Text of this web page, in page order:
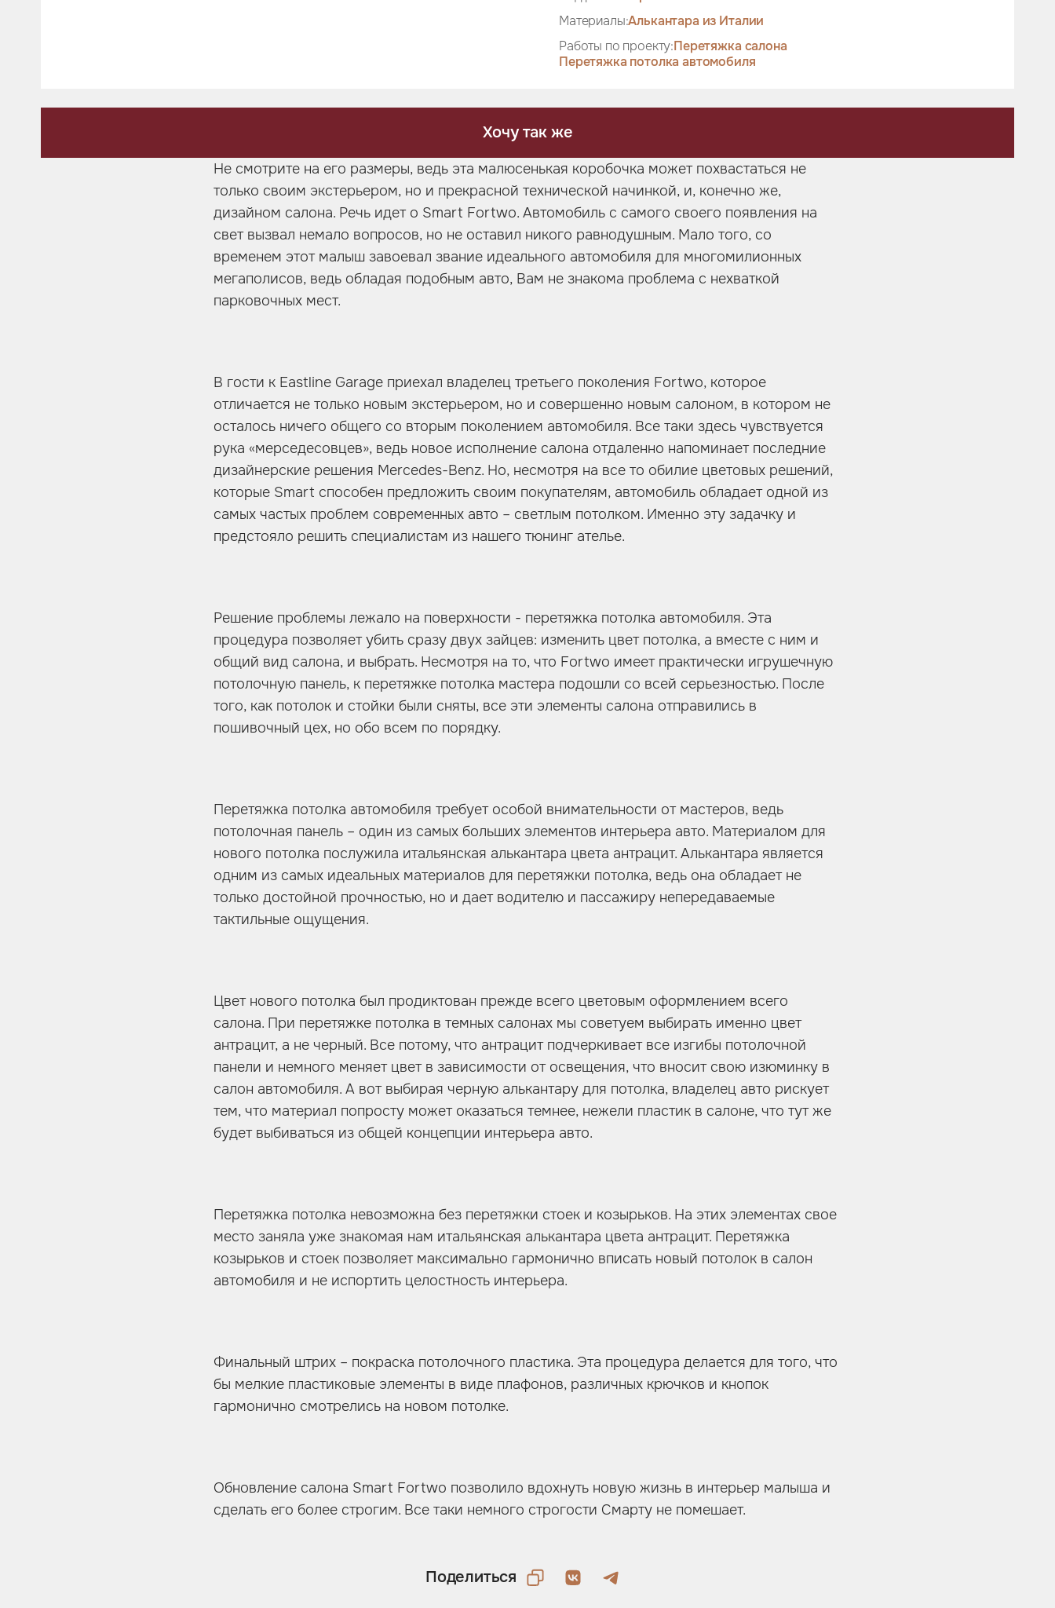
Материалы:Алькантара из Италии
Работы по проекту:Перетяжка салона
Перетяжка потолка автомобиля
Хочу так же
Не смотрите на его размеры, ведь эта малюсенькая коробочка может похвастаться не
только своим экстерьером, но и прекрасной технической начинкой, и, конечно же,
дизайном салона. Речь идет о Smart Fortwo. Автомобиль с самого своего появления на
свет вызвал немало вопросов, но не оставил никого равнодушным. Мало того, со
временем этот малыш завоевал звание идеального автомобиля для многомилионных
мегаполисов, ведь обладая подобным авто, Вам не знакома проблема с нехваткой
парковочных мест.
В гости к Eastline Garage приехал владелец третьего поколения Fortwo, которое
отличается не только новым экстерьером, но и совершенно новым салоном, в котором не
осталось ничего общего со вторым поколением автомобиля. Все таки здесь чувствуется
рука «мерседесовцев», ведь новое исполнение салона отдаленно напоминает последние
дизайнерские решения Mercedes-Benz. Но, несмотря на все то обилие цветовых решений,
которые Smart способен предложить своим покупателям, автомобиль обладает одной из
самых частых проблем современных авто – светлым потолком. Именно эту задачку и
предстояло решить специалистам из нашего тюнинг ателье.
Решение проблемы лежало на поверхности - перетяжка потолка автомобиля. Эта
процедура позволяет убить сразу двух зайцев: изменить цвет потолка, а вместе с ним и
общий вид салона, и выбрать. Несмотря на то, что Fortwo имеет практически игрушечную
потолочную панель, к перетяжке потолка мастера подошли со всей серьезностью. После
того, как потолок и стойки были сняты, все эти элементы салона отправились в
пошивочный цех, но обо всем по порядку.
Перетяжка потолка автомобиля требует особой внимательности от мастеров, ведь
потолочная панель – один из самых больших элементов интерьера авто. Материалом для
нового потолка послужила итальянская алькантара цвета антрацит. Алькантара является
одним из самых идеальных материалов для перетяжки потолка, ведь она обладает не
только достойной прочностью, но и дает водителю и пассажиру непередаваемые
тактильные ощущения.
Цвет нового потолка был продиктован прежде всего цветовым оформлением всего
салона. При перетяжке потолка в темных салонах мы советуем выбирать именно цвет
антрацит, а не черный. Все потому, что антрацит подчеркивает все изгибы потолочной
панели и немного меняет цвет в зависимости от освещения, что вносит свою изюминку в
салон автомобиля. А вот выбирая черную алькантару для потолка, владелец авто рискует
тем, что материал попросту может оказаться темнее, нежели пластик в салоне, что тут же
будет выбиваться из общей концепции интерьера авто.
Перетяжка потолка невозможна без перетяжки стоек и козырьков. На этих элементах свое
место заняла уже знакомая нам итальянская алькантара цвета антрацит. Перетяжка
козырьков и стоек позволяет максимально гармонично вписать новый потолок в салон
автомобиля и не испортить целостность интерьера.
Финальный штрих – покраска потолочного пластика. Эта процедура делается для того, что
бы мелкие пластиковые элементы в виде плафонов, различных крючков и кнопок
гармонично смотрелись на новом потолке.
Обновление салона Smart Fortwo позволило вдохнуть новую жизнь в интерьер малыша и
сделать его более строгим. Все таки немного строгости Смарту не помешает.
Поделиться